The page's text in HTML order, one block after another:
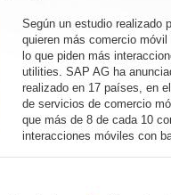
Según un estudio realizado
quieren más comercio
lo que piden más
utilities. SAP AG ha
realizado en 17 países, en
de servicios de comercio
que más de 8 de cada 10
interacciones móviles con